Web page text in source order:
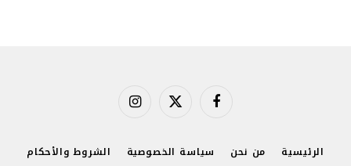
فيسبوك X الانستغرام
الرئيسية من نحن سياسة الخصوصية الشروط والأحكام